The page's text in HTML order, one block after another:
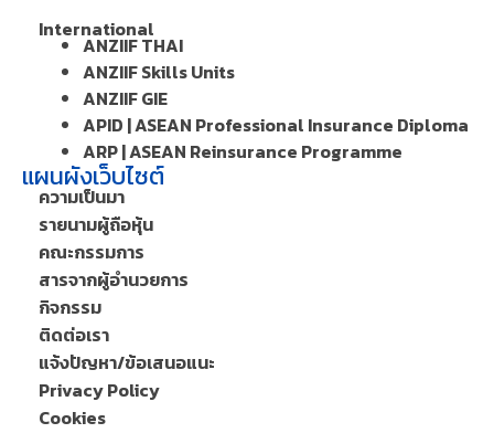
International
ANZIIF THAI
ANZIIF Skills Units
ANZIIF GIE
APID | ASEAN Professional Insurance Diploma
ARP | ASEAN Reinsurance Programme
แผนผังเว็บไซต์
ความเป็นมา
รายนามผู้ถือหุ้น
คณะกรรมการ
สารจากผู้อำนวยการ
กิจกรรม
ติดต่อเรา
แจ้งปัญหา/ข้อเสนอแนะ
Privacy Policy
Cookies